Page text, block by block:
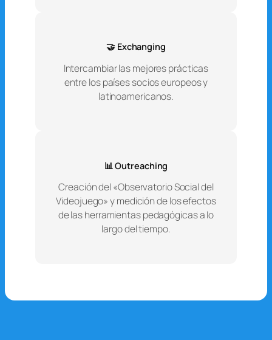
🤝 Exchanging
Intercambiar las mejores prácticas
entre los países socios europeos y
latinoamericanos.
📊 Outreaching
Creación del «Observatorio Social del
Videojuego» y medición de los efectos
de las herramientas pedagógicas a lo
largo del tiempo.